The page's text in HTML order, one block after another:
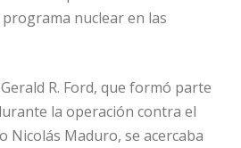
nuclear en las
R. Ford, que formó parte
la operación contra el
Nicolás Maduro, se acercaba